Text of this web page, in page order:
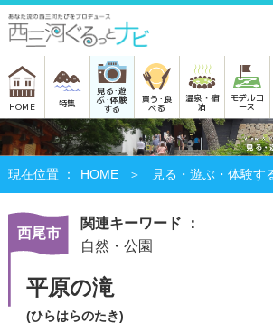
HOME 特集
見る･遊
ぶ･体験
する
買う･食
べる
温泉・宿
泊
モデルコ
ース
HOME 見る・遊ぶ・体験す
西尾市
関連キーワード ：
自然・公園
平原の滝
(ひらはらのたき)